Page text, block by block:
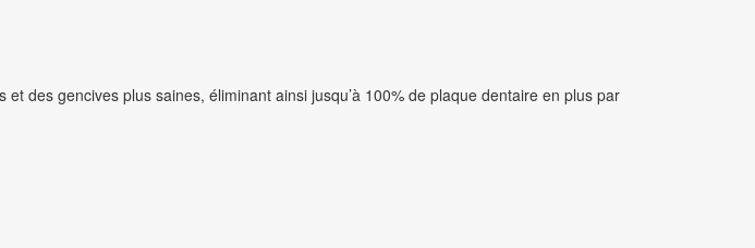
des gencives plus saines, éliminant ainsi jusqu’à 100% de plaque dentaire en plus par